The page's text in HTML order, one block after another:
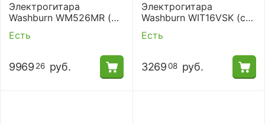
Электрогитара
Washburn WM526MR (с
кейсом)
Есть
9969 26 руб.
Электрогитара
Washburn WIT16VSK (с
чехлом)
Есть
3269 08 руб.